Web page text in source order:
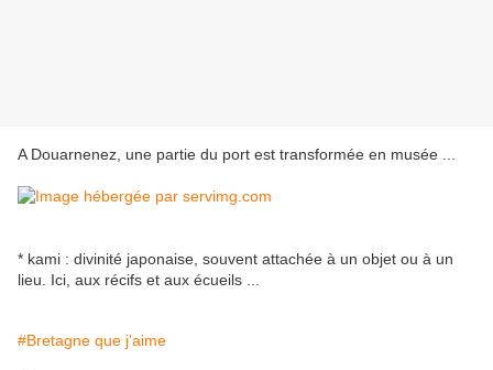
A Douarnenez, une partie du port est transformée en musée ...
* kami : divinité japonaise, souvent attachée à un objet ou à un
lieu. Ici, aux récifs et aux écueils ...
#Bretagne que j'aime